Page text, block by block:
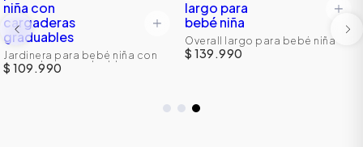
Jardinera para bebé niña con
cargaderas graduables
$ 109.990
Overall largo para bebé niña
$ 139.990